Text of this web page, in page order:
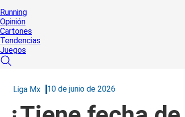
Running
Opinión
Cartones
Tendencias
Juegos
Liga Mx 10 de junio de 2026